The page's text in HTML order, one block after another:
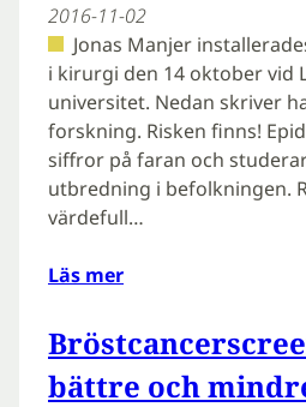
2016-11-02
Jonas Manjer
i kirurgi den 14 oktober vid
universitet. Nedan skriver
forskning. Risken finns!
siffror på faran och
utbredning i befolkningen.
värdefull…
Läs mer
bättre och